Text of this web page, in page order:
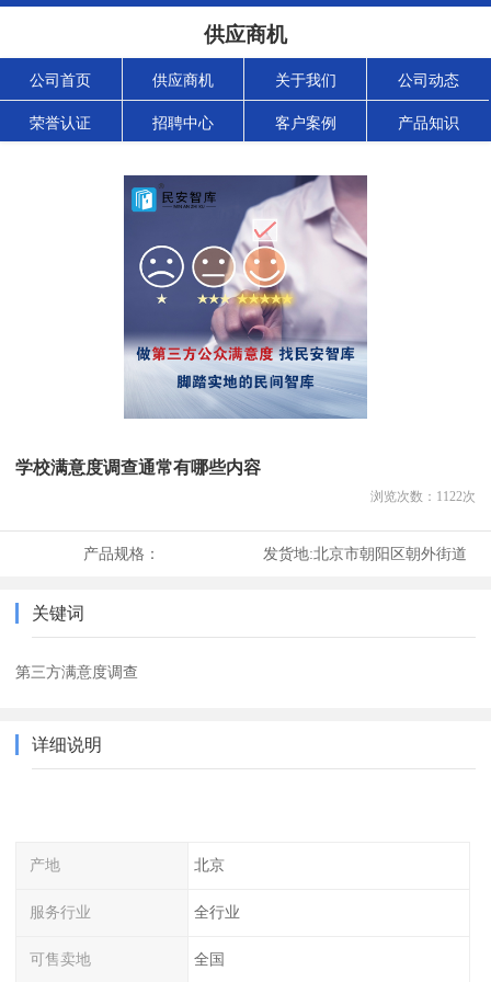
供应商机
公司首页 供应商机 关于我们 公司动态
荣誉认证 招聘中心 客户案例 产品知识
学校满意度调查通常有哪些内容
浏览次数： 1122次
产品规格： 发货地:北京市朝阳区朝外街道
关键词
第三方满意度调查
详细说明
产地 北京
服务行业 全行业
可售卖地 全国